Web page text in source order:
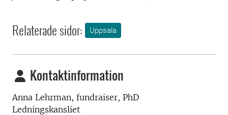
Relaterade sidor: Uppsala
Kontaktinformation
Anna Lehrman, fundraiser, PhD
Ledningskansliet